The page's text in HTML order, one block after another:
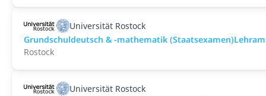
Universität Rostock
Grundschuldeutsch & -mathematik
Rostock
Universität Rostock